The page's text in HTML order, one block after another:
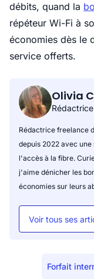
débits, quand la
répéteur Wi-Fi à
économies dès le
service offerts.
Olivia
Rédactrice freelance
depuis 2022 avec
l'accès à la fibre.
j'aime dénicher les
économies sur leurs
Voir tous ses
Forfait